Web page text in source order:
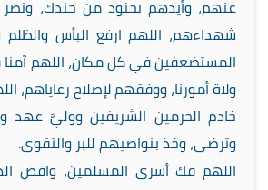
عنهم، وأيدهم بجنود من جندك،
شهداءهم، اللهم ارفع البأس والظلم
المستضعفين في كل مكان، اللهم آمنا
ولاة أمورنا، ووفقهم لإصلاح رعاياهم،
خادم الحرمين الشريفين ووليَّ عهد
وترضى، وخذ بنواصيهم للبر والتقوى.
اللهم فك أسرى المسلمين، واقض